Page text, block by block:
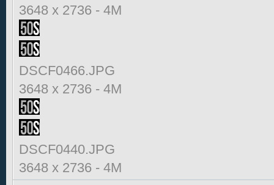
3648 x 2736 - 4M
DSCF0466.JPG
3648 x 2736 - 4M
DSCF0440.JPG
3648 x 2736 - 4M